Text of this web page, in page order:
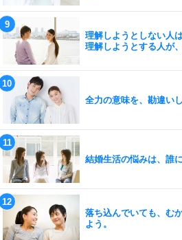
理解しようとしない人
理解しようとする人が
全力の意味を、勘違い
結婚生活の悩みは、誰
落ち込んでいても、む
よう。